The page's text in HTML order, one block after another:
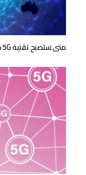
متى ستصبح تقنية 5G متاحة للجميع في مصر